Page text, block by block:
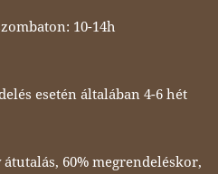
10-14h
esetén általában 4-6 hét
60% megrendeléskor,